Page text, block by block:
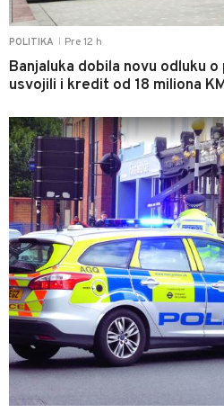
POLITIKA Pre 12 h
Banjaluka dobila novu odluku
usvojili i kredit od 18 miliona